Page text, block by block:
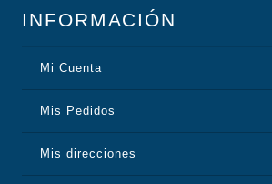
INFORMACIÓN
Mi Cuenta
Mis Pedidos
Mis direcciones